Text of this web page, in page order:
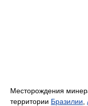
Месторождения
территории Бразилии